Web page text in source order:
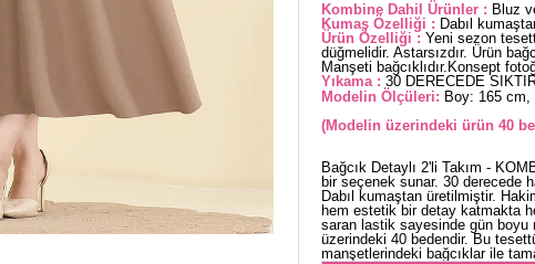
Kombine Dahil Ürünler : Bluz
Kumaş Özelliği : Dabıl
Ürün Özelliği : Yeni sezon
düğmelidir. Astarsızdır. Ürün
Manşeti bağcıklıdır.Konsept
Yıkama : 30 DERECEDE
Modelin Ölçüleri: Boy: 165
(Modelin üzerindeki ürün 40
Bağcık Detaylı 2'li Takım -
bir seçenek sunar. 30 derecede
Dabıl kumaştan üretilmiştir.
hem estetik bir detay katmakta
saran lastik sayesinde gün boyu
üzerindeki 40 bedendir. Bu
manşetlerindeki bağcıklar ile